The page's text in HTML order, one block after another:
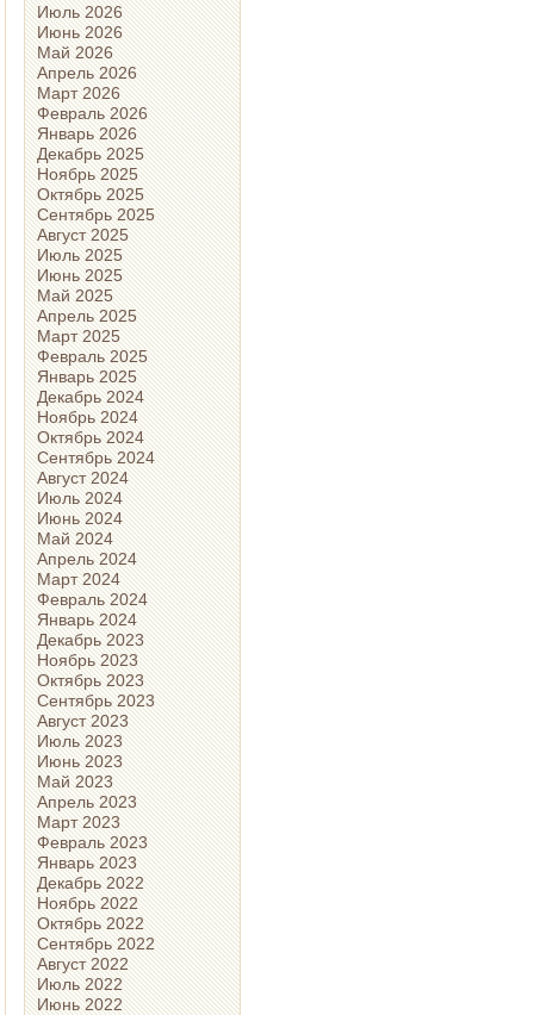
Июль 2026
Июнь 2026
Май 2026
Апрель 2026
Март 2026
Февраль 2026
Январь 2026
Декабрь 2025
Ноябрь 2025
Октябрь 2025
Сентябрь 2025
Август 2025
Июль 2025
Июнь 2025
Май 2025
Апрель 2025
Март 2025
Февраль 2025
Январь 2025
Декабрь 2024
Ноябрь 2024
Октябрь 2024
Сентябрь 2024
Август 2024
Июль 2024
Июнь 2024
Май 2024
Апрель 2024
Март 2024
Февраль 2024
Январь 2024
Декабрь 2023
Ноябрь 2023
Октябрь 2023
Сентябрь 2023
Август 2023
Июль 2023
Июнь 2023
Май 2023
Апрель 2023
Март 2023
Февраль 2023
Январь 2023
Декабрь 2022
Ноябрь 2022
Октябрь 2022
Сентябрь 2022
Август 2022
Июль 2022
Июнь 2022